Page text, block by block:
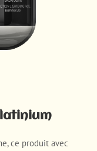
ce produit avec